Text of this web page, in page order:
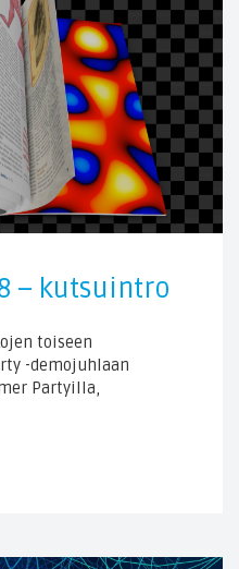
– kutsuintro
toiseen
-demojuhlaan
Partyilla,